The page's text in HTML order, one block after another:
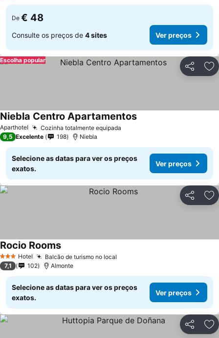
De € 48
Consulte os preços de 4 sites Ver preços
Partilhar
Escolha popular
Aparthotel Cozinha totalmente equipada
Niebla Centro ApartamentosVer preços
9,5 Excelente 198 Niebla
Selecione as datas para ver os preços
exatos.
Ver preços
Partilhar
3 EstrelasHotel Balcão de turismo no local
Rocio RoomsVer preços
7,1 102 Almonte
Selecione as datas para ver os preços
exatos.
Ver preços
Partilhar